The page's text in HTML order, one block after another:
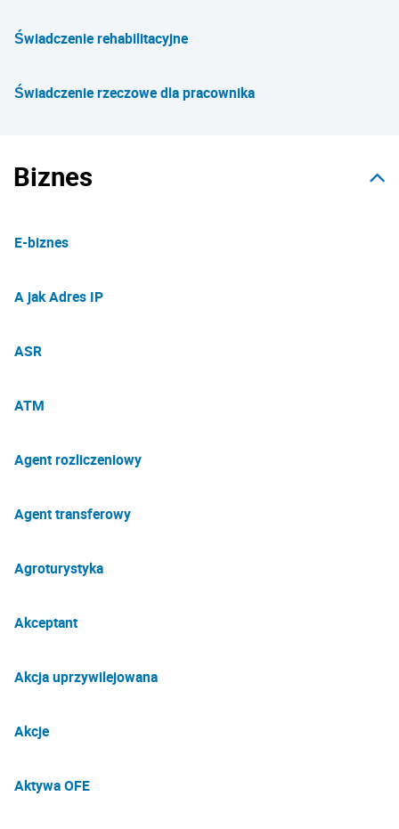
Świadczenie rehabilitacyjne
Świadczenie rzeczowe dla pracownika
Biznes
E-biznes
A jak Adres IP
ASR
ATM
Agent rozliczeniowy
Agent transferowy
Agroturystyka
Akceptant
Akcja uprzywilejowana
Akcje
Aktywa OFE